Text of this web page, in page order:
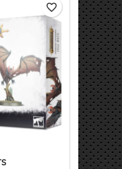
favorite_border